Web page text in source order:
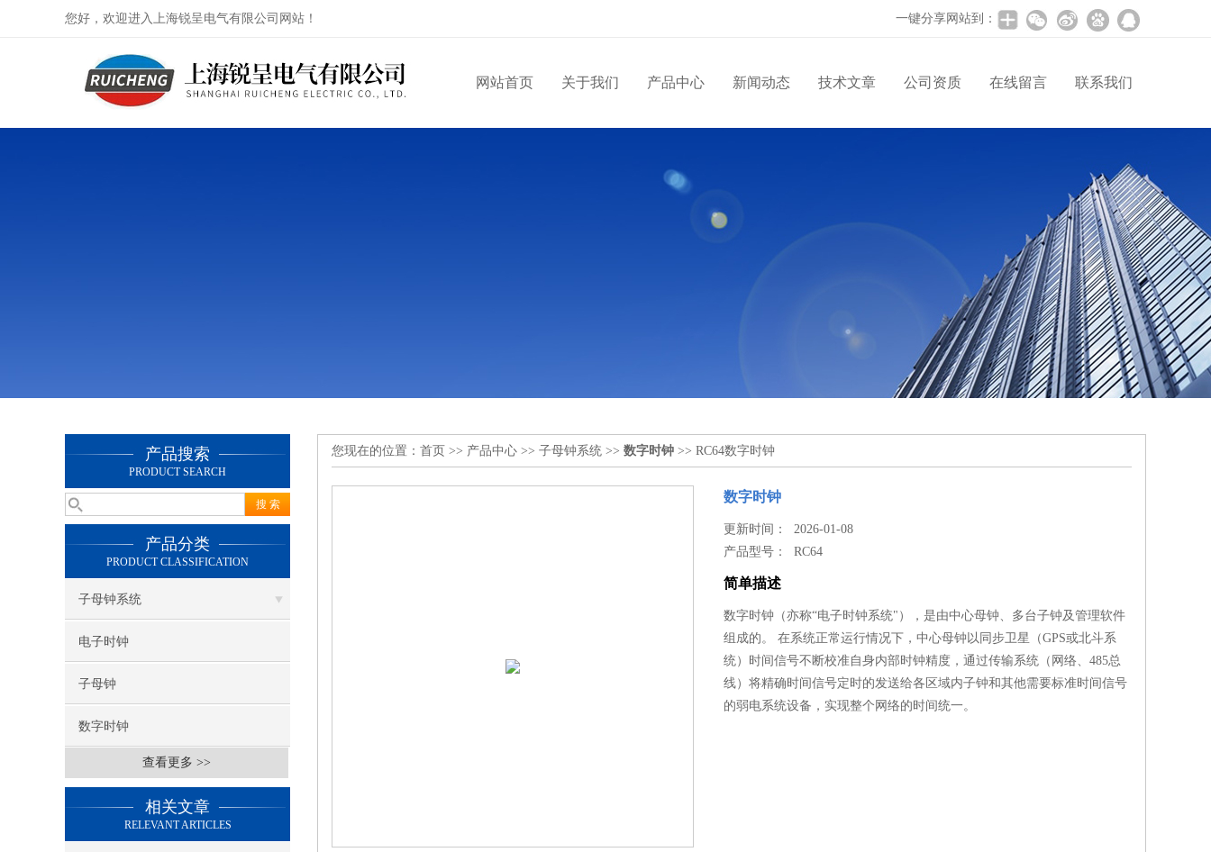
您好，欢迎进入上海锐呈电气有限公司网站！ 一键分享网站到：
网站首页 关于我们 产品中心 新闻动态 技术文章 公司资质 在线留言 联系我们
产品搜索
PRODUCT SEARCH
产品分类
PRODUCT CLASSIFICATION
子母钟系统
电子时钟
子母钟
数字时钟
查看更多 >>
相关文章
RELEVANT ARTICLES
您现在的位置： 首页 >> 产品中心 >> 子母钟系统 >> 数字时钟 >> RC64数字时钟
数字时钟
更新时间： 2026-01-08
产品型号：RC64
简单描述
数字时钟（亦称“电子时钟系统"），是由中心母钟、多台子钟及管理软件
组成的。 在系统正常运行情况下，中心母钟以同步卫星（GPS或北斗系
统）时间信号不断校准自身内部时钟精度，通过传输系统（网络、485总
线）将精确时间信号定时的发送给各区域内子钟和其他需要标准时间信号
的弱电系统设备，实现整个网络的时间统一。